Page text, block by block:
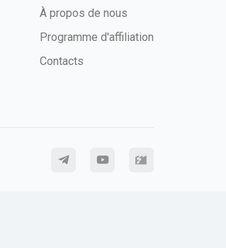
À propos de nous
Programme d'affiliation
Contacts